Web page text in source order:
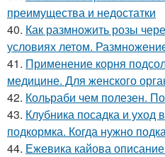
преимущества и недостатки
40. Как размножить розы
условиях летом.
41. Применение корня
медицине. Для женского
42. Кольраби чем полезен.
43. Клубника посадка и уход
подкормка. Когда нужно
44. Ежевика кайова